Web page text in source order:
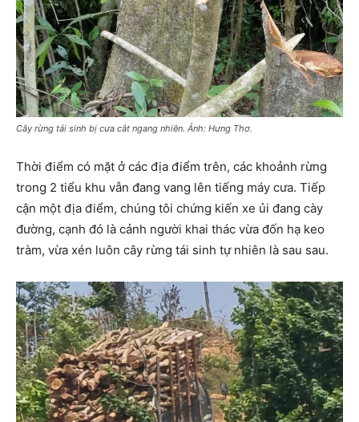
Cây rừng tái sinh bị cưa cắt ngang nhiên. Ảnh: Hưng Thơ.
Thời điểm có mặt ở các địa điểm trên, các khoảnh rừng
trong 2 tiểu khu vẫn đang vang lên tiếng máy cưa. Tiếp
cận một địa điểm, chúng tôi chứng kiến xe ủi đang cày
đường, cạnh đó là cảnh người khai thác vừa đốn hạ keo
tràm, vừa xén luôn cây rừng tái sinh tự nhiên là sau sau.